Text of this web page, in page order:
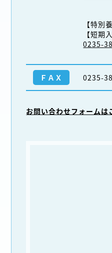
【特別
【短期
0235-
ＦＡＸ 0235-
お問い合わせフォームは